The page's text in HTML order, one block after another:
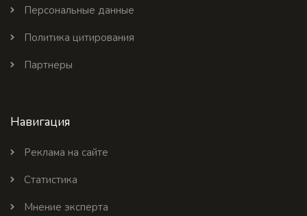
Персональные данные
Политика цитирования
Партнеры
Навигация
Реклама на сайте
Статистика
Мнение эксперта